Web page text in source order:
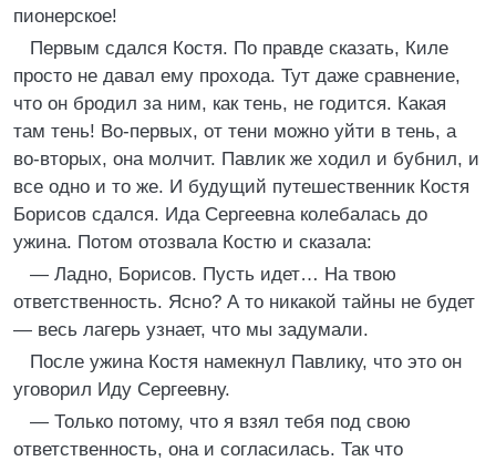
пионерское!
Первым сдался Костя. По правде сказать, Киле
просто не давал ему прохода. Тут даже сравнение,
что он бродил за ним, как тень, не годится. Какая
там тень! Во-первых, от тени можно уйти в тень, а
во-вторых, она молчит. Павлик же ходил и бубнил, и
все одно и то же. И будущий путешественник Костя
Борисов сдался. Ида Сергеевна колебалась до
ужина. Потом отозвала Костю и сказала:
— Ладно, Борисов. Пусть идет… На твою
ответственность. Ясно? А то никакой тайны не будет
— весь лагерь узнает, что мы задумали.
После ужина Костя намекнул Павлику, что это он
уговорил Иду Сергеевну.
— Только потому, что я взял тебя под свою
ответственность, она и согласилась. Так что